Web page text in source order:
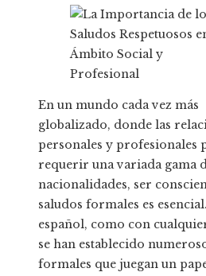
En un mundo cada vez más
globalizado, donde las
personales y profesionales
requerir una variada gama
nacionalidades, ser
saludos formales es
español, como con
se han establecido
formales que juegan un